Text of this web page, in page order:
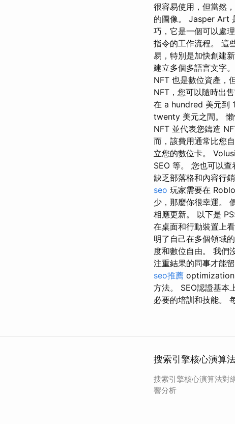
很容易使用，但當然
的圖像。 Jasper Art
巧，它是一個可以處
指令的工作流程。 這
易，特別是加快創建
建立多個多語言文字
NFT 也是數位資產，
NFT，您可以隨時出
在 a hundred 美元到
twenty 美元之間。 懶
NFT 並代表您鑄造
而，該費用通常比您
立您的數位卡。
SEO 等。 您也可以
缺乏部落格和內容行
seo 玩家需要在
少，那麼你很幸運。
相應更新。 以下是
在桌面和行動裝置上
明了自己在多個領域
度和數位自由。 我們
注重結果的同事才能
seo推薦 optimization
方法。 SEO認證基本
必要的培訓和技能。
搜索引擎核心演算
搜索引擎核心演算法對
響分析